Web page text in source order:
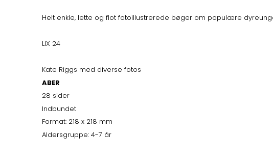
Helt enkle, lette og flot fotoillustrerede bøger om populære
LIX 24
Kate Riggs med diverse fotos
ABER
28 sider
Indbundet
Format: 218 x 218 mm
Aldersgruppe: 4-7 år